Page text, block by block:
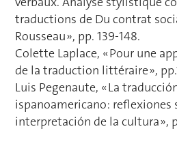
traductions de Du contrat
Rousseau », pp. 139-148.
Colette Laplace, « Pour une
de la traduction littéraire »,
Luis Pegenaute, « La
ispanoamericano: reflexiones
interpretación de la cultura »,